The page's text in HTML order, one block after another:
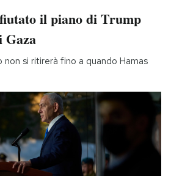
il piano di Trump
Gaza
si ritirerà fino a quando Hamas